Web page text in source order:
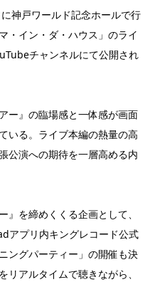
神戸ワールド記念ホールで行
・イン・ダ・ハウス」のライ
チャンネルにて公開され
ー』の臨場感と一体感が画面
いる。ライブ本編の熱量の高
公演への期待を一層高める内
』を締めくくる企画として、
アプリ内キングレコード公式
ングパーティー」の開催も決
リアルタイムで聴きながら、